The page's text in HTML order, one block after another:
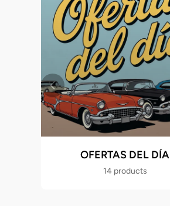
OFERTAS DEL DÍA
14 products